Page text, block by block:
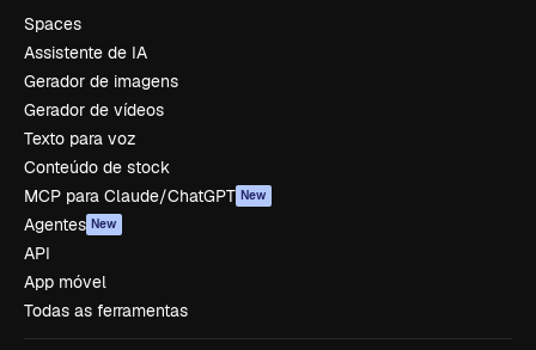
Spaces
Assistente de IA
Gerador de imagens
Gerador de vídeos
Texto para voz
Conteúdo de stock
MCP para Claude/ChatGPT New
Agentes New
API
App móvel
Todas as ferramentas